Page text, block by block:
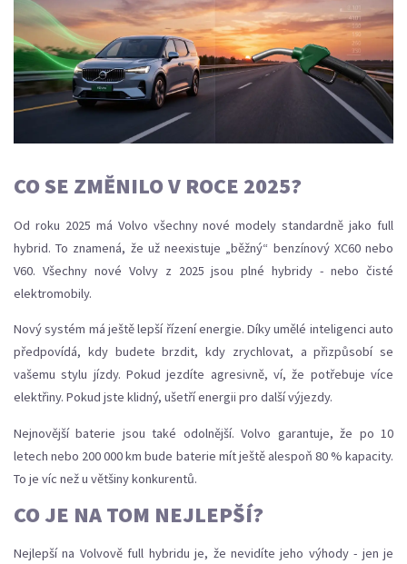
CO SE ZMĚNILO V ROCE 2025?
Od roku 2025 má Volvo všechny nové modely standardně jako full
hybrid. To znamená, že už neexistuje „běžný“ benzínový XC60 nebo
V60. Všechny nové Volvy z 2025 jsou plné hybridy - nebo čisté
elektromobily.
Nový systém má ještě lepší řízení energie. Díky umělé inteligenci auto
předpovídá, kdy budete brzdit, kdy zrychlovat, a přizpůsobí se
vašemu stylu jízdy. Pokud jezdíte agresivně, ví, že potřebuje více
elektřiny. Pokud jste klidný, ušetří energii pro další výjezdy.
Nejnovější baterie jsou také odolnější. Volvo garantuje, že po 10
letech nebo 200 000 km bude baterie mít ještě alespoň 80 % kapacity.
To je víc než u většiny konkurentů.
CO JE NA TOM NEJLEPŠÍ?
Nejlepší na Volvově full hybridu je, že nevidíte jeho výhody - jen je